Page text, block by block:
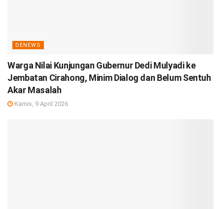
DENEWS
Warga Nilai Kunjungan Gubernur Dedi Mulyadi ke
Jembatan Cirahong, Minim Dialog dan Belum Sentuh
Akar Masalah
Kamis, 9 April 2026